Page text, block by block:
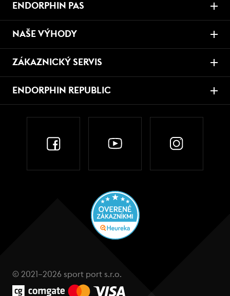
ENDORPHIN PAS
NAŠE VÝHODY
ZÁKAZNICKÝ SERVIS
ENDORPHIN REPUBLIC
© 2021–2026 sport port s.r.o.